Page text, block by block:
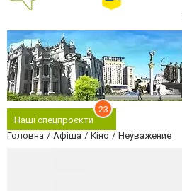
Наші спецпроєкти
23
Головна Афіша Кіно Неуважение